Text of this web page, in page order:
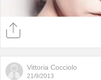
Vittoria Cocciolo
21/9/2013